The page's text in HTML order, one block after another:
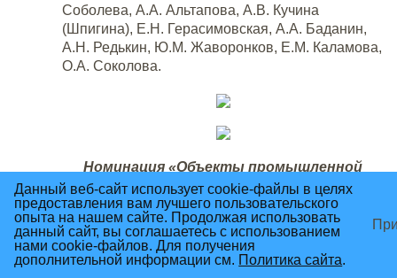
Соболева, А.А. Альтапова, А.В. Кучина
(Шпигина), Е.Н. Герасимовская, А.А. Баданин,
А.Н. Редькин, Ю.М. Жаворонков, Е.М. Каламова,
О.А. Соколова.
Номинация «Объекты промышленной
архитектуры»
Золотой диплом
Работа:Шлюз №1 (Святого Сергия)
Данный веб-сайт использует cookie-файлы в целях
предоставления вам лучшего пользовательского
опыта на нашем сайте. Продолжая использовать
данный сайт, вы соглашаетесь с использованием
нами cookie-файлов. Для получения
дополнительной информации см. Политика сайта.